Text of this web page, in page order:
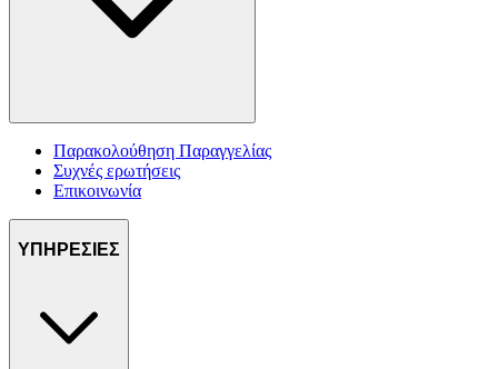
Παρακολούθηση Παραγγελίας
Συχνές ερωτήσεις
Επικοινωνία
ΥΠΗΡΕΣΙΕΣ